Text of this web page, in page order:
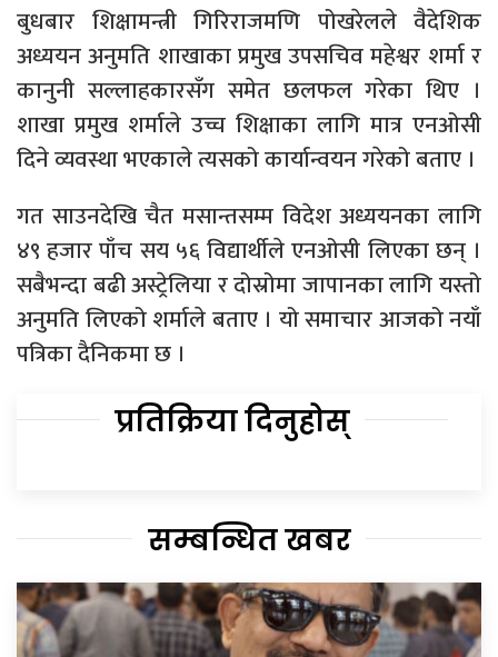
बुधबार शिक्षामन्त्री गिरिराजमणि पोखरेलले वैदेशिक
अध्ययन अनुमति शाखाका प्रमुख उपसचिव महेश्वर शर्मा र
कानुनी सल्लाहकारसँग समेत छलफल गरेका थिए ।
शाखा प्रमुख शर्माले उच्च शिक्षाका लागि मात्र एनओसी
दिने व्यवस्था भएकाले त्यसको कार्यान्वयन गरेको बताए ।
गत साउनदेखि चैत मसान्तसम्म विदेश अध्ययनका लागि
४९ हजार पाँच सय ५६ विद्यार्थीले एनओसी लिएका छन् ।
सबैभन्दा बढी अस्ट्रेलिया र दोस्रोमा जापानका लागि यस्तो
अनुमति लिएको शर्माले बताए । यो समाचार आजको नयाँ
पत्रिका दैनिकमा छ ।
प्रतिक्रिया दिनुहोस्
सम्बन्धित खबर